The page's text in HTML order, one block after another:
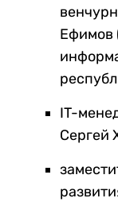
Ефимов
IT-
Сергей